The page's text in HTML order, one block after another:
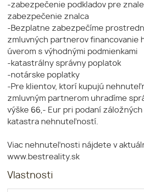
-zabezpečenie podkladov pre
zabezpečenie znalca
-Bezplatne zabezpečíme
zmluvných partnerov financovanie
úverom s výhodnými podmienkami
-katastrálny správny poplatok
-notárske poplatky
-Pre klientov, ktorí kupujú
zmluvným partnerom uhradíme
výške 66,- Eur pri podaní
katastra nehnuteľností.
Viac nehnuteľnosti nájdete v
www.bestreality.sk
Vlastnosti